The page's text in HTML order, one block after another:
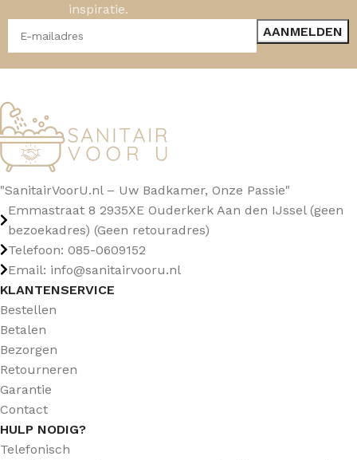
inspiratie.
"SanitairVoorU.nl – Uw Badkamer, Onze Passie"
Emmastraat 8 2935XE Ouderkerk Aan den IJssel (geen
bezoekadres) (Geen retouradres)
Telefoon: 085-0609152
Email: info@sanitairvooru.nl
KLANTENSERVICE
Bestellen
Betalen
Bezorgen
Retourneren
Garantie
Contact
HULP NODIG?
Telefonisch